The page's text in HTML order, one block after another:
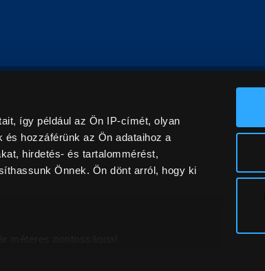
így például az Ön IP-címét, olyan
hozzáférünk az Ön adataihoz a
hirdetés- és tartalommérést,
Önnek. Ön dönt arról, hogy ki
Műszaki Áruházlánc